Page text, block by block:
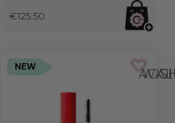
€125.50
NEW AGGIUNGI